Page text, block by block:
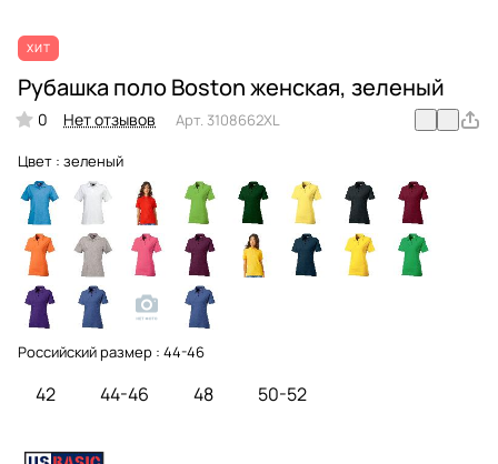
ХИТ
Рубашка поло Boston женская, зеленый
0 Нет отзывов Арт. 3108662XL
Цвет : зеленый
Российский размер : 44-46
42 44-46 48 50-52